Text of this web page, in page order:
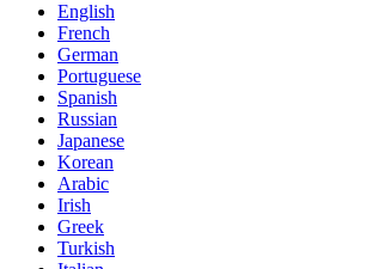
English
French
German
Portuguese
Spanish
Russian
Japanese
Korean
Arabic
Irish
Greek
Turkish